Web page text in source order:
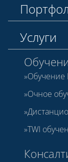
Услуги
Обучение
Очное
TWI